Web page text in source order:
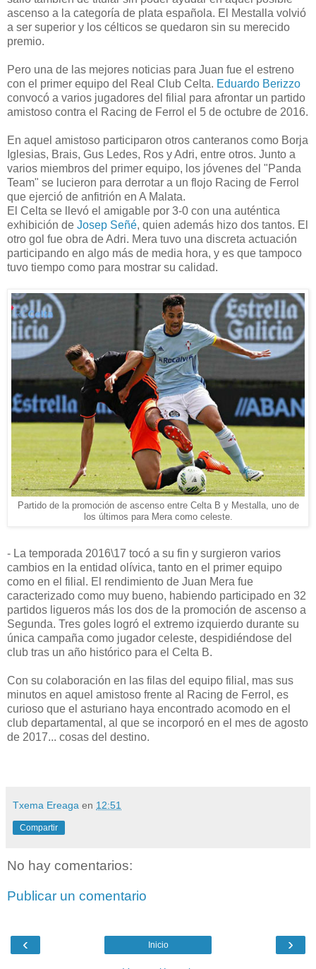
ascenso a la categoría de plata española. El Mestalla volvió
a ser superior y los célticos se quedaron sin su merecido
premio.
Pero una de las mejores noticias para Juan fue el estreno
con el primer equipo del Real Club Celta. Eduardo Berizzo
convocó a varios jugadores del filial para afrontar un partido
amistoso contra el Racing de Ferrol el 5 de octubre de 2016.
En aquel amistoso participaron otros canteranos como Borja
Iglesias, Brais, Gus Ledes, Ros y Adri, entre otros. Junto a
varios miembros del primer equipo, los jóvenes del "Panda
Team" se lucieron para derrotar a un flojo Racing de Ferrol
que ejerció de anfitrión en A Malata.
El Celta se llevó el amigable por 3-0 con una auténtica
exhibición de Josep Señé, quien además hizo dos tantos. El
otro gol fue obra de Adri. Mera tuvo una discreta actuación
participando en algo más de media hora, y es que tampoco
tuvo tiempo como para mostrar su calidad.
Partido de la promoción de ascenso entre Celta B y Mestalla, uno de
los últimos para Mera como celeste.
- La temporada 2016\17 tocó a su fin y surgieron varios
cambios en la entidad olívica, tanto en el primer equipo
como en el filial. El rendimiento de Juan Mera fue
caracterizado como muy bueno, habiendo participado en 32
partidos ligueros más los dos de la promoción de ascenso a
Segunda. Tres goles logró el extremo izquierdo durante su
única campaña como jugador celeste, despidiéndose del
club tras un año histórico para el Celta B.
Con su colaboración en las filas del equipo filial, mas sus
minutos en aquel amistoso frente al Racing de Ferrol, es
curioso que el asturiano haya encontrado acomodo en el
club departamental, al que se incorporó en el mes de agosto
de 2017... cosas del destino.
Txema Ereaga en 12:51
Compartir
No hay comentarios:
Publicar un comentario
‹ ›
Inicio